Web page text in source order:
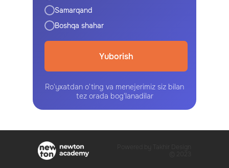
Ro'yxatdan o'ting va menejerimiz siz bilan
tez orada bog'lanadilar
Samarqand
Boshqa shahar
Yuborish